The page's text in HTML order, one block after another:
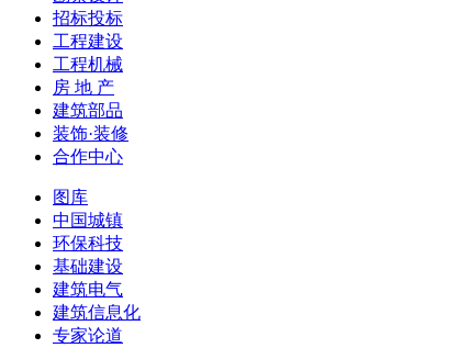
招标投标
工程建设
工程机械
房 地 产
建筑部品
装饰·装修
合作中心
图库
中国城镇
环保科技
基础建设
建筑电气
建筑信息化
专家论道